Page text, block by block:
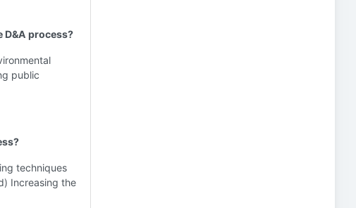
D&A process?
public
techniques
Increasing the